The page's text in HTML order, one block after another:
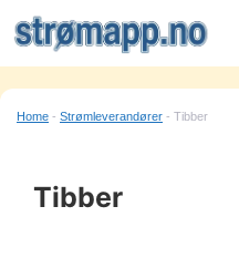
Hopp
innhold
Home - Strømleverandører - Tibber
Tibber